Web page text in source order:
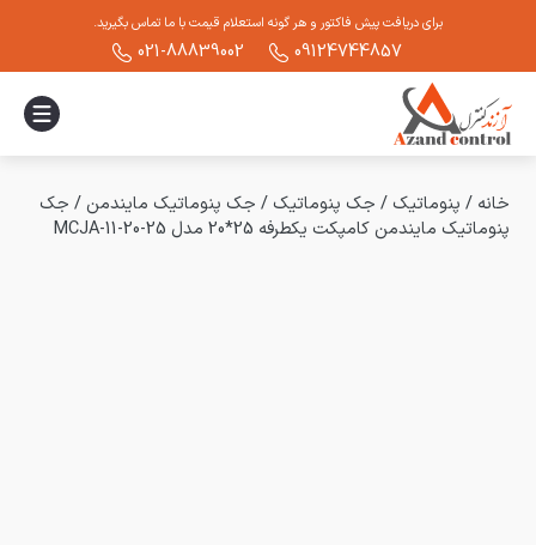
برای دریافت پیش فاکتور و هر گونه استعلام قیمت با ما تماس بگیرید.
09124744857
021-88839002
خانه / پنوماتیک / جک پنوماتیک / جک پنوماتیک مایندمن / جک
پنوماتیک مایندمن کامپکت یکطرفه 25*20 مدل MCJA-11-20-25